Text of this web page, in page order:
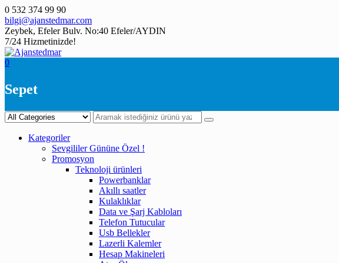
Skip
to
content
0 532 374 99 90
bilgi@ajanstedmar.com
Zeybek, Efeler Bulv. No:40 Efeler/AYDIN
7/24 Hizmetinizde!
0
Sepet
Kategoriler
Sevgililer Gününe Özel !
Promosyon
Teknoloji ürünleri
Powerbanklar
Akıllı saatler
Kulaklıklar
Data ve Şarj Kabloları
Telefon Tutucular
Usb Bellekler
Lazerli Kalemler
Hesap Makineleri